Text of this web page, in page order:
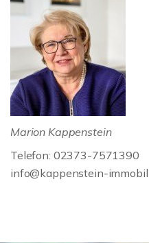
Marion Kappenstein
Telefon: 02373-7571390
info@kappenstein-